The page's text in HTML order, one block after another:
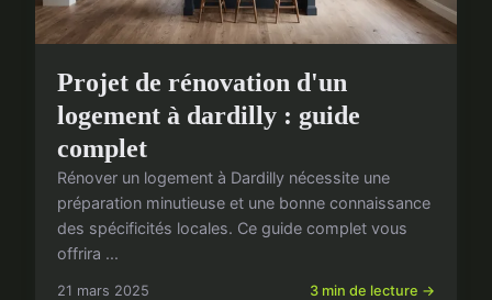
Projet de rénovation d'un
logement à dardilly : guide
complet
Rénover un logement à Dardilly nécessite une
préparation minutieuse et une bonne connaissance
des spécificités locales. Ce guide complet vous
offrira ...
21 mars 2025 3 min de lecture →